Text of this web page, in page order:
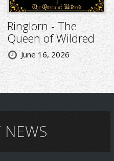
Ringlorn - The
Queen of Wildred
June 16, 2026
NEWS